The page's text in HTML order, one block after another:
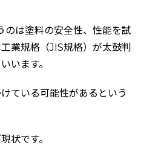
のは塗料の安全性、性能を試
業規格（JIS規格）が太鼓判
います。
ている可能性があるという
状です。